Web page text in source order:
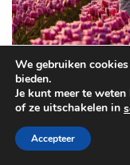
Mijn naam is Serena
We gebruiken
bieden.
Je kunt meer te
of ze uitschakelen in
Accepteer